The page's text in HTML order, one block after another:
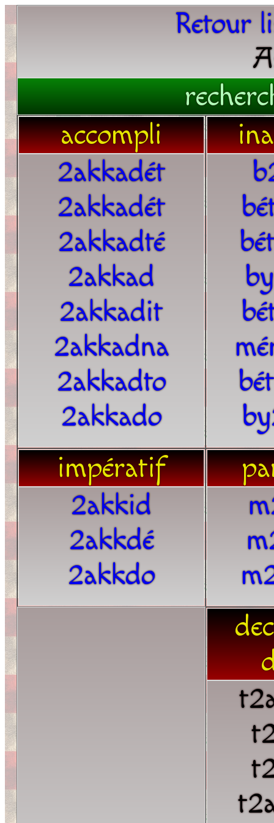
Retour
accompli
2akkadét
2akkadét
2akkadté
2akkad
2akkadit
2akkadna
2akkadto
2akkado
impératif
2akkid
2akkdé
2akkdo